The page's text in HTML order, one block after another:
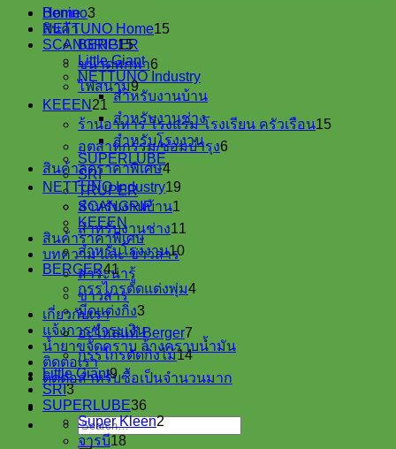
Home
สินค้า
BERGER
Little Giant
NETTUNO Industry
สำหรับงานบ้าน
สำหรับงานช่าง
สำหรับโรงงาน
SUPERLUBE
SRI
TRUPER
SCANGRIP
KEEEN
สินค้าราคาพิเศษ
บทความ และ ข่าวสาร
สาระน่ารู้
ข่าวสาร
เกี่ยวกับเรา
แจ้งการชำระเงิน
น้ำยาขจัดคราบ ล้างคราบน้ำมัน
ติดต่อเรา
ติดต่อสำหรับซื้อเป็นจำนวนมาก
Search
for:
Benino33
products
NETTUNO Home1515
SCANGRIP1515
products
ขนาดพกพา6
products
ไฟสนาม99
products
KEEEN 21 21
products
ร้านอาหาร โรงแรม โรงเรียน ครัวเรือน15
อุตสาหกรรม/ซ่อมบำรุง6
สินค้าลดราคาพิเศษ4
products
NETTUNO Industry19
สำหรับงานบ้าน1
สำหรับงานช่าง11
สำหรับโรงงาน1010
BERGER4141
products
กรรไกรตัดแต่งพุ่ม4
มีดแต่งกิ่ง3
อะไหล่แท้ Berger7
products
กรรไกรตัดกิ่งไม้1414
Little Giant99
products
SRI33
products
SUPERLUBE3636
products
Super Kleen22
products
จารบี1818